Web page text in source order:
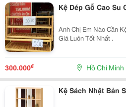
Kệ Dép Gỗ Cao Su
Anh Chị Em Nào Cần
Giá Luôn Tốt Nhất .
300.000₫ Hồ Chí Minh
Kệ Sách Nhật Bản